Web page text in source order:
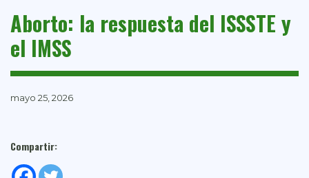
Aborto: la respuesta del ISSSTE y
el IMSS
mayo 25, 2026
Compartir: